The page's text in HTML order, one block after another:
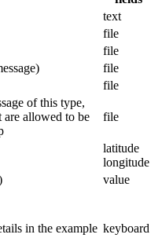
text
file
file
file
file
of this type,
are allowed to be
file
latitude
longitude
value
in the example keyboard